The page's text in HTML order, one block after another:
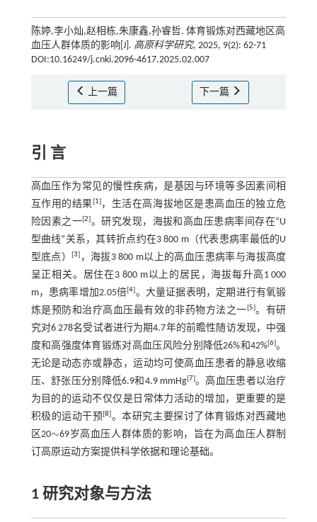
陈婷,李小灿,赵相栋,朱康鑫,孙睿哲. 体育锻炼对西藏地区高
血压人群体质的影响[J]. 高原科学研究, 2025, 9(2): 62-71
DOI:10.16249/j.cnki.2096-4617.2025.02.007
上一篇 下一篇
引 言
高血压作为常见的慢性疾病，是基因与环境等多因素间相
互作用的结果[1]，生活在高海拔地区是患高血压的独立危
险因素之一[2]。研究发现，海拔和高血压患病率间存在“U
型曲线”关系，其转折点约在3 800 m（代表患病率最低的U
型底点）[3] ，海拔3 800 m以上的高血压患病率与海拔高度
呈正相关。居住在3 800 m以上的居民，海拔每升高1 000
m，患病率增加2.05倍[4]。大量证据表明，定期进行有氧锻
炼是预防和治疗高血压最有效的非药物方法之一[5]。有研
究对6 278名受试者进行为期4.7年的前瞻性随访发现，中强
度和高强度体育锻炼对高血压风险分别降低26%和42%[6]。
无论是动态亦或静态，运动均可使高血压患者的静息收缩
压、舒张压分别降低6.9和4.9 mmHg[7]。高血压患者以治疗
为目的的运动不仅仅是日常体力活动的增加，更重要的是
积极的运动干预[8]。本研究主要探讨了体育锻炼对西藏地
区20∼
∼69岁高血压人群体质的影响，旨在为高血压人群制
订高原运动方案提供科学依据和理论基础。
1 研究对象与方法